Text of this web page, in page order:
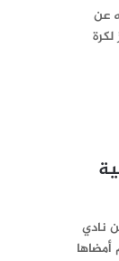
عن
نادي
أمضاها